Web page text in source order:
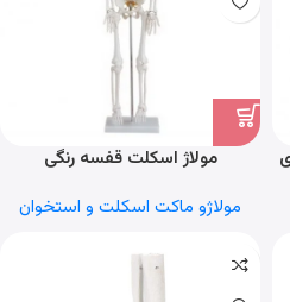
مولاژ اسکلت قفسه رنگی
مولاژو ماکت اسکلت و استخوان